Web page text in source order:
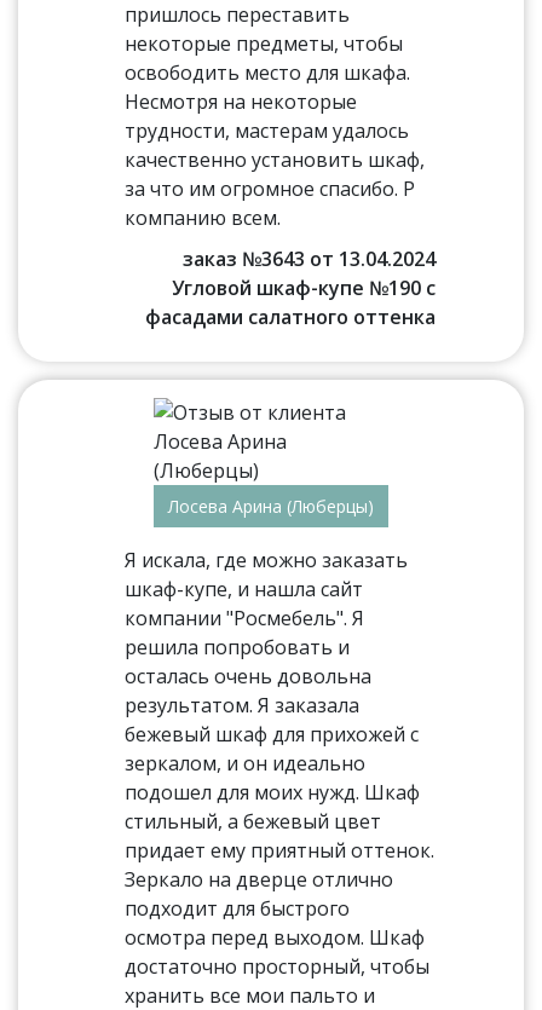
пришлось переставить
некоторые предметы, чтобы
освободить место для шкафа.
Несмотря на некоторые
трудности, мастерам удалось
качественно установить шкаф,
за что им огромное спасибо. Р
компанию всем.
заказ №3643 от 13.04.2024
Угловой шкаф-купе №190 с
фасадами салатного оттенка
Лосева Арина (Люберцы)
Я искала, где можно заказать
шкаф-купе, и нашла сайт
компании "Росмебель". Я
решила попробовать и
осталась очень довольна
результатом. Я заказала
бежевый шкаф для прихожей с
зеркалом, и он идеально
подошел для моих нужд. Шкаф
стильный, а бежевый цвет
придает ему приятный оттенок.
Зеркало на дверце отлично
подходит для быстрого
осмотра перед выходом. Шкаф
достаточно просторный, чтобы
хранить все мои пальто и